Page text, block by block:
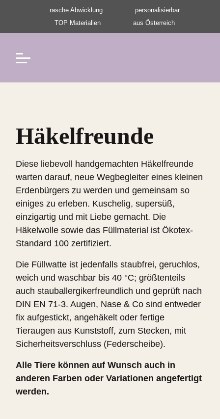
rasche Abwicklung
personalisierbar
TOP Materialien
aus Österreich
Navigation überspringen
Häkelfreunde
Diese liebevoll handgemachten Häkelfreunde
warten darauf, neue Wegbegleiter eines kleinen
Erdenbürgers zu werden und gemeinsam so
einiges zu erleben. Kuschelig, supersüß,
einzigartig und mit Liebe gemacht. Die
Häkelwolle sowie das Füllmaterial ist Ökotex-
Standard 100 zertifiziert.
Die Füllwatte ist jedenfalls staubfrei, geruchlos,
weich und waschbar bis 40 °C; größtenteils
auch stauballergikerfreundlich und geprüft nach
DIN EN 71-3. Augen, Nase & Co sind entweder
fix aufgestickt, angehäkelt oder fertige
Tieraugen aus Kunststoff, zum Stecken, mit
Sicherheitsverschluss (Federscheibe).
Alle Tiere können auf Wunsch auch in
anderen Farben oder Variationen angefertigt
werden.